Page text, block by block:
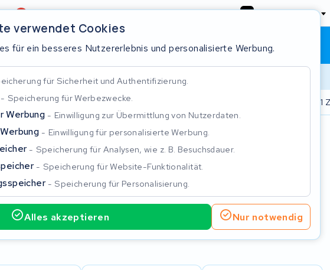
Deutschland
Warenkorb Anmeldung
Über 45.000 Akkus repariert ISO 9001
verwendet Cookies
für ein besseres Nutzererlebnis und personalisierte Werbung.
für Sicherheit und Authentifizierung.
Speicherung für Werbezwecke.
Werbung Einwilligung zur Übermittlung von Nutzerdaten.
Einwilligung für personalisierte Werbung.
Speicherung für Analysen, wie z. B. Besuchsdauer.
Speicherung für Website-Funktionalität.
Speicherung für Personalisierung.
Alles akzeptieren Nur notwendig
Schließen
um zu suchen